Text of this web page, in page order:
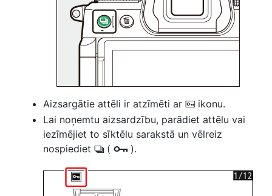
Aizsargātie attēli ir atzīmēti ar P ikonu.
Lai noņemtu aizsardzību, parādiet attēlu vai
iezīmējiet to sīktēlu sarakstā un vēlreiz
nospiediet c ( g ).